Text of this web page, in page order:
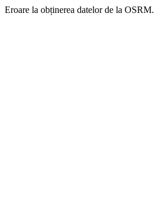
Eroare la obținerea datelor de la OSRM.